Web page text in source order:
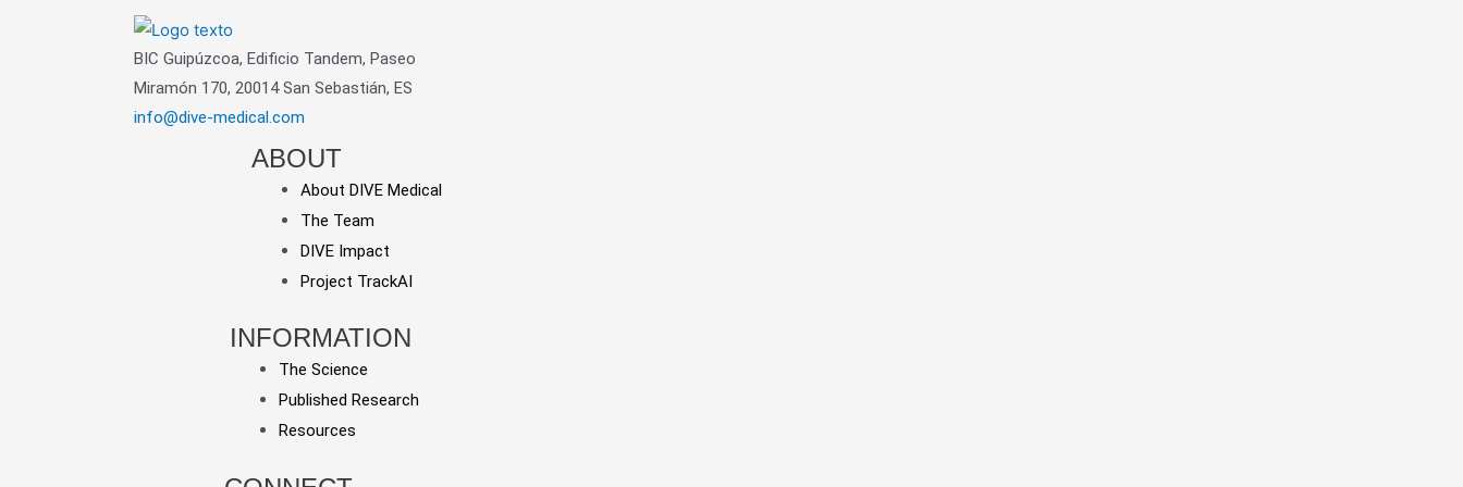
BIC Guipúzcoa, Edificio Tandem, Paseo
Miramón 170, 20014 San Sebastián, ES
info@dive-medical.com
ABOUT
About DIVE Medical
The Team
DIVE Impact
Project TrackAI
INFORMATION
The Science
Published Research
Resources